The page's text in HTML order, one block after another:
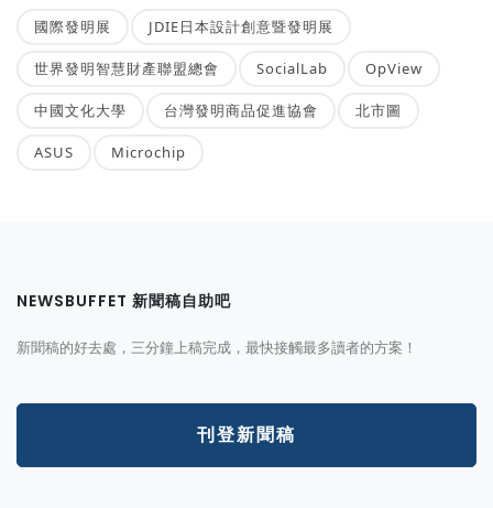
國際發明展 JDIE日本設計創意暨發明展
世界發明智慧財產聯盟總會 SocialLab OpView
中國文化大學 台灣發明商品促進協會 北市圖
ASUS Microchip
NEWSBUFFET 新聞稿自助吧
新聞稿的好去處，三分鐘上稿完成，最快接觸最多讀者的方案！
刊登新聞稿